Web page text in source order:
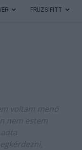
FRUZSIFITT
voltam menő
nem estem